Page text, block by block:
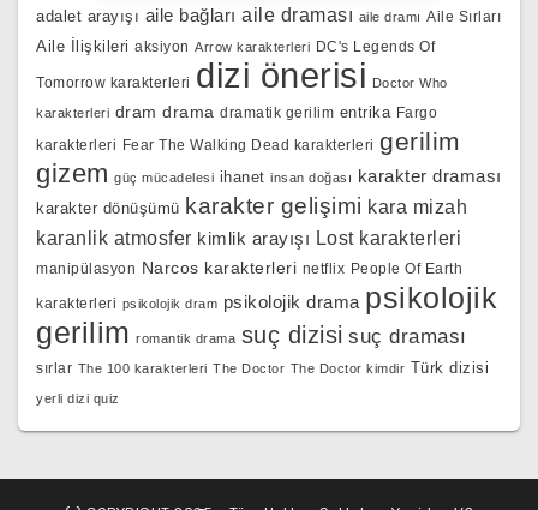
adalet arayışı aile bağları aile draması aile dramı Aile Sırları
Aile İlişkileri aksiyon Arrow karakterleri DC's Legends Of
Tomorrow karakterleri dizi önerisi Doctor Who
karakterleri dram drama dramatik gerilim entrika Fargo
karakterleri Fear The Walking Dead karakterleri gerilim
gizem güç mücadelesi ihanet insan doğası karakter draması
karakter dönüşümü karakter gelişimi kara mizah
karanlik atmosfer kimlik arayışı Lost karakterleri
manipülasyon Narcos karakterleri netflix People Of Earth
karakterleri psikolojik dram psikolojik drama psikolojik
gerilim romantik drama suç dizisi suç draması
sırlar The 100 karakterleri The Doctor The Doctor kimdir Türk dizisi
yerli dizi quiz